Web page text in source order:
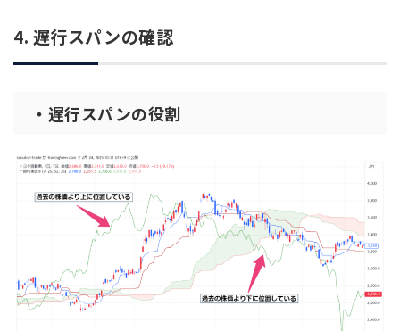
4. 遅行スパンの確認
・遅行スパンの役割